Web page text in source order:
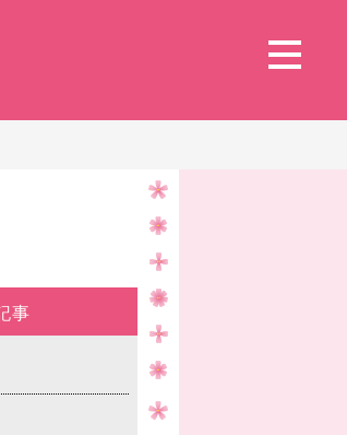
事